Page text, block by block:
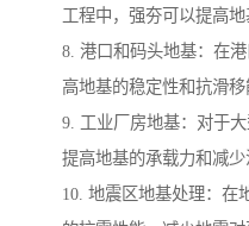
工程中，强夯可以提高地
8. 港口和码头地基：在
高地基的稳定性和抗滑移
9. 工业厂房地基：对于
提高地基的承载力和减少
10. 地震区地基处理：在